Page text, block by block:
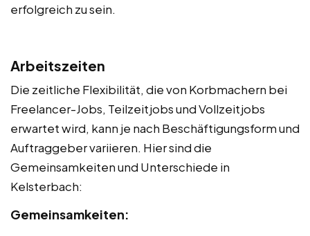
erfolgreich zu sein.
Arbeitszeiten
Die zeitliche Flexibilität, die von Korbmachern bei
Freelancer-Jobs, Teilzeitjobs und Vollzeitjobs
erwartet wird, kann je nach Beschäftigungsform und
Auftraggeber variieren. Hier sind die
Gemeinsamkeiten und Unterschiede in
Kelsterbach:
Gemeinsamkeiten: